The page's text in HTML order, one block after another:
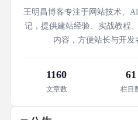
王明昌博客专注于网站技术、
记，提供建站经验、实战教程
内容，方便站长与开发
1160
文章数
61
栏目